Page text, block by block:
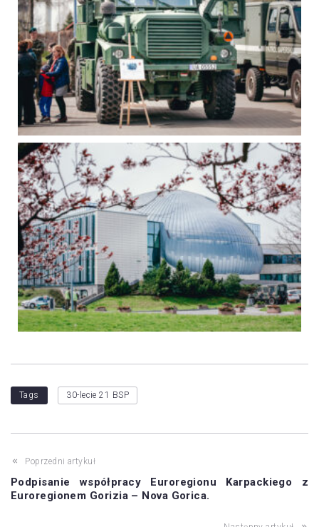
Tags 30-lecie 21 BSP
Poprzedni artykuł
Podpisanie współpracy Euroregionu Karpackiego z
Euroregionem Gorizia – Nova Gorica.